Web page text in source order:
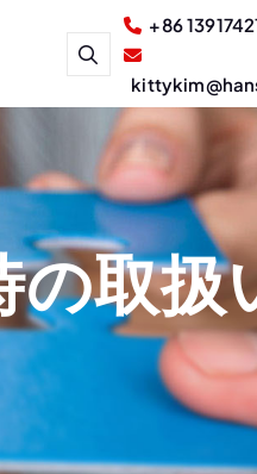
+86
の取扱